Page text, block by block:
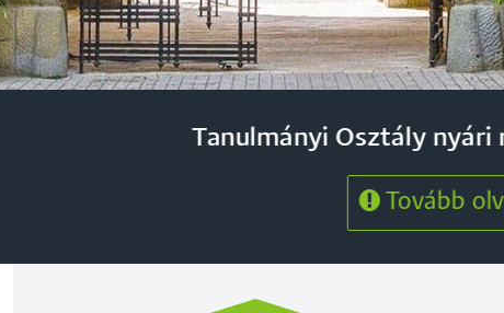
Tanulmányi Osztály nyári nyitvatartási